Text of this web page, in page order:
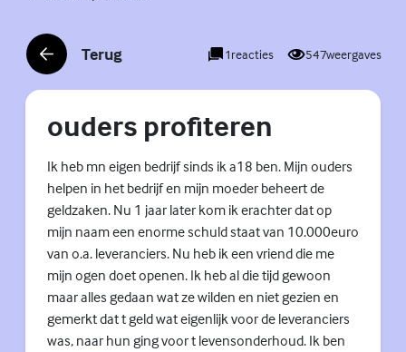
Terug
(Externe link) 1reacties 547weergaves
ouders profiteren
Ik heb mn eigen bedrijf sinds ik a18 ben. Mijn ouders
helpen in het bedrijf en mijn moeder beheert de
geldzaken. Nu 1 jaar later kom ik erachter dat op
mijn naam een enorme schuld staat van 10.000euro
van o.a. leveranciers. Nu heb ik een vriend die me
mijn ogen doet openen. Ik heb al die tijd gewoon
maar alles gedaan wat ze wilden en niet gezien en
gemerkt dat t geld wat eigenlijk voor de leveranciers
was, naar hun ging voor t levensonderhoud. Ik ben